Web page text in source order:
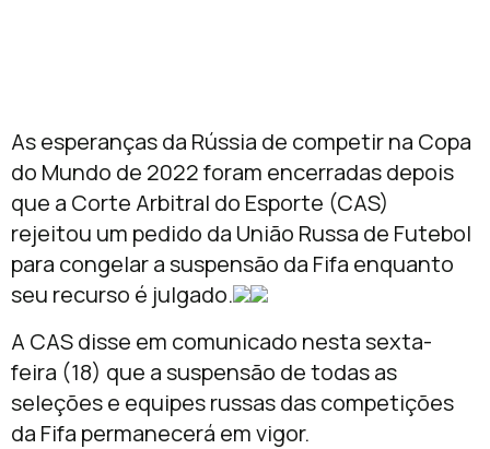
As esperanças da Rússia de competir na Copa
do Mundo de 2022 foram encerradas depois
que a Corte Arbitral do Esporte (CAS)
rejeitou um pedido da União Russa de Futebol
para congelar a suspensão da Fifa enquanto
seu recurso é julgado.
A CAS disse em comunicado nesta sexta-
feira (18) que a suspensão de todas as
seleções e equipes russas das competições
da Fifa permanecerá em vigor.